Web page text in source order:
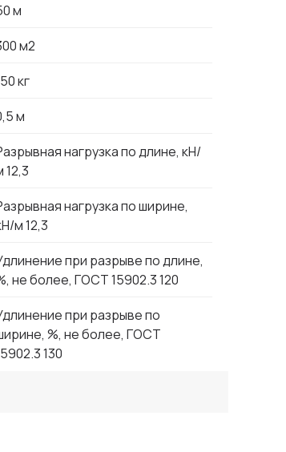
м
м2
кг
м
нагрузка по длине, кН/
12,3
нагрузка по ширине,
м 12,3
при разрыве по длине,
не более, ГОСТ 15902.3 120
при разрыве по
%, не более, ГОСТ
130